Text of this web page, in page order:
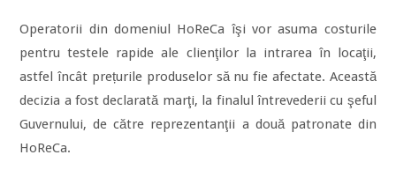
Operatorii din domeniul HoReCa îşi vor asuma costurile
pentru testele rapide ale clienţilor la intrarea în locaţii,
astfel încât prețurile produselor să nu fie afectate. Această
decizia a fost declarată marţi, la finalul întrevederii cu şeful
Guvernului, de către reprezentanţii a două patronate din
HoReCa.